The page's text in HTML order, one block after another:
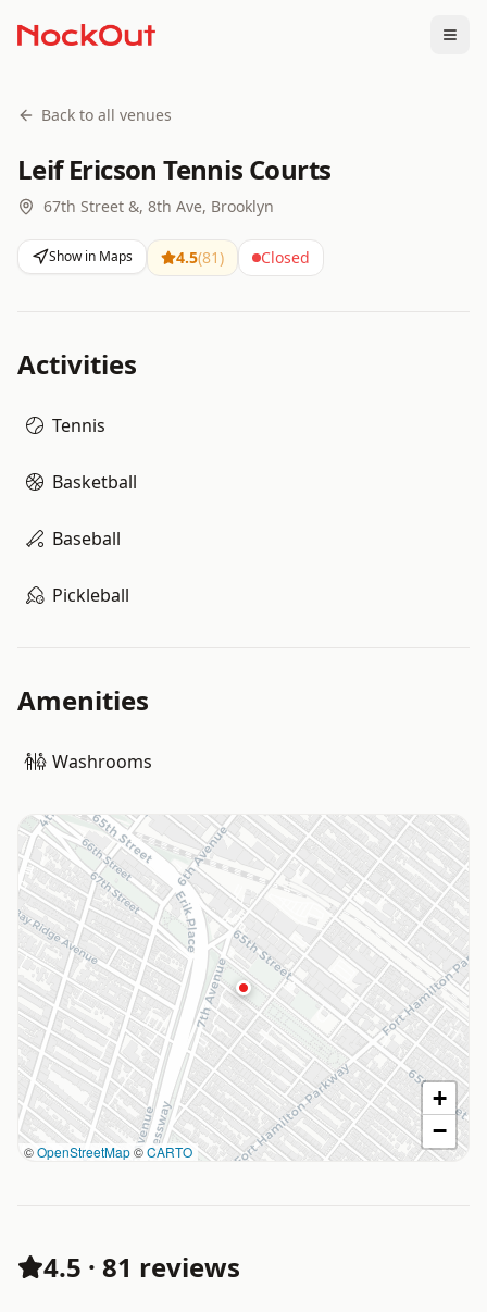
Back to all venues
Leif Ericson Tennis Courts
67th Street &, 8th Ave, Brooklyn
Show in Maps 4.5(81) Closed
Activities
Tennis
Basketball
Baseball
Pickleball
Amenities
Washrooms
©OpenStreetMap©CARTO
+
−
4.5 · 81 reviews